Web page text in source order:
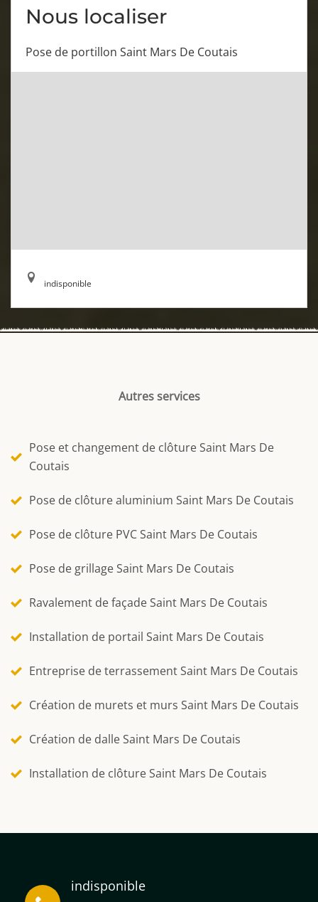
Nous localiser
Pose de portillon Saint Mars De Coutais
indisponible
Autres services
Pose et changement de clôture Saint Mars De
Coutais
Pose de clôture aluminium Saint Mars De Coutais
Pose de clôture PVC Saint Mars De Coutais
Pose de grillage Saint Mars De Coutais
Ravalement de façade Saint Mars De Coutais
Installation de portail Saint Mars De Coutais
Entreprise de terrassement Saint Mars De Coutais
Création de murets et murs Saint Mars De Coutais
Création de dalle Saint Mars De Coutais
Installation de clôture Saint Mars De Coutais
indisponible